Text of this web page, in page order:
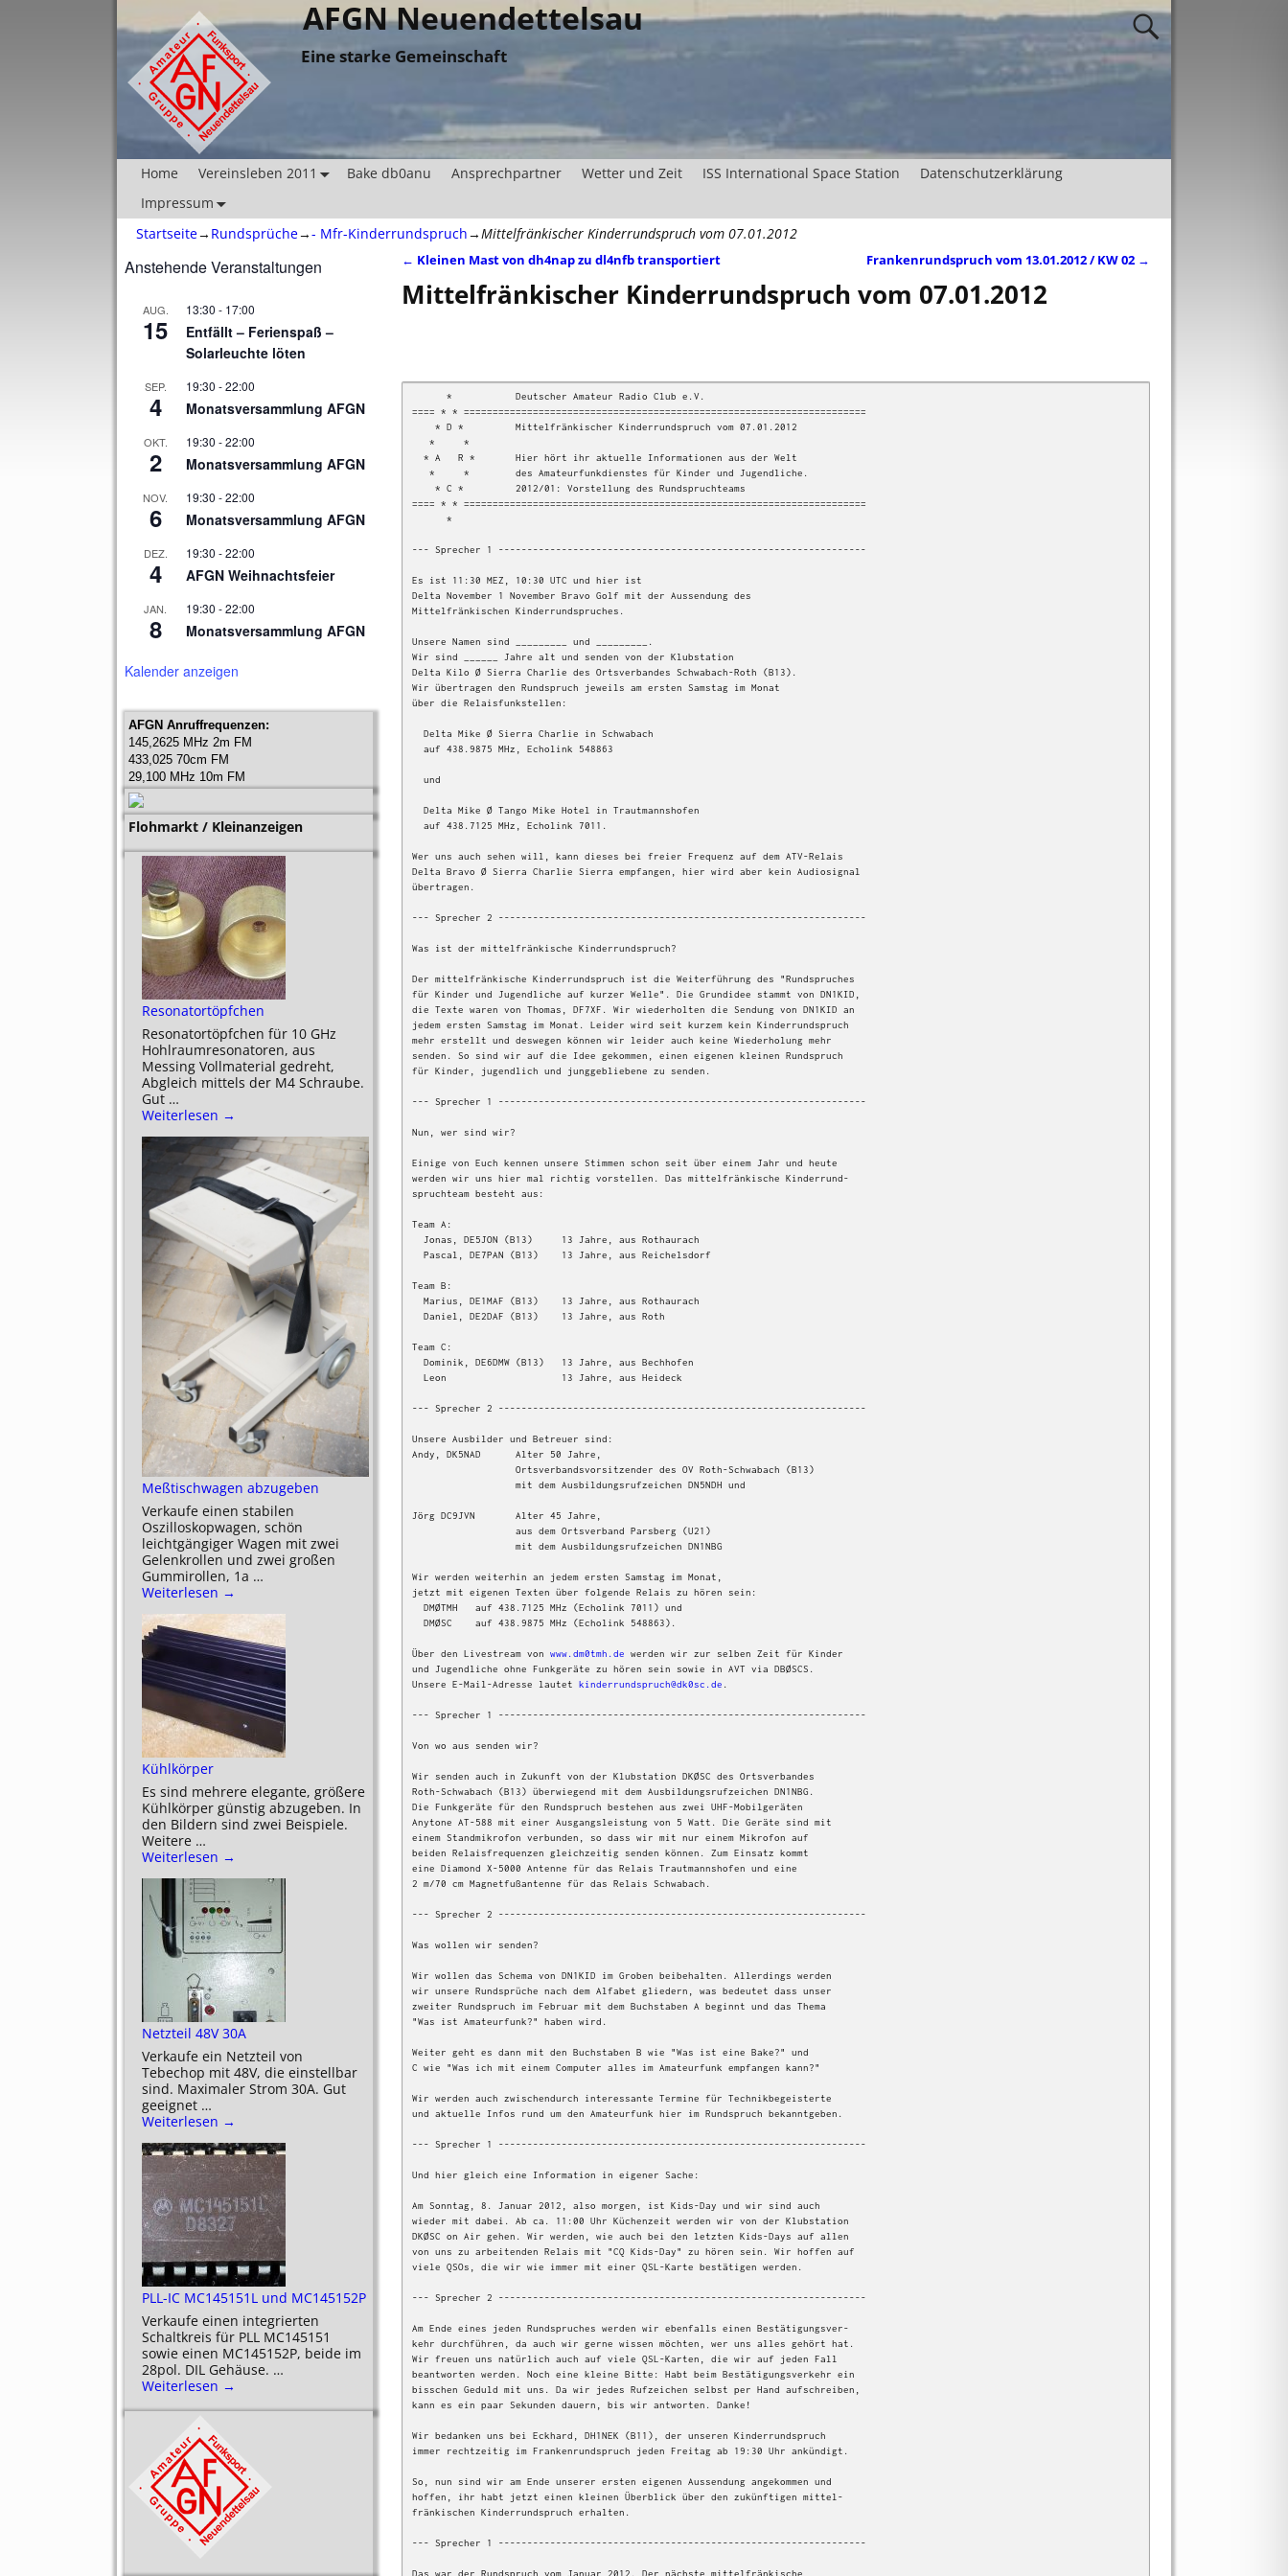
AFGN Neuendettelsau
Eine starke Gemeinschaft
Home Vereinsleben 2011 Bake db0anu Ansprechpartner Wetter und Zeit ISS International Space Station
Datenschutzerklärung
Impressum
Startseite→ Rundsprüche→- Mfr-Kinderrundspruch→Mittelfränkischer Kinderrundspruch vom 07.01.2012
← Kleinen Mast von dh4nap zu dl4nfb transportiert Frankenrundspruch vom 13.01.2012 / KW 02 →
Mittelfränkischer Kinderrundspruch vom 07.01.2012
==== * * ======================================================================
==== * * ======================================================================
--- Sprecher 1 ----------------------------------------------------------------
Es ist 11:30 MEZ, 10:30 UTC und hier ist
Delta November 1 November Bravo Golf mit der Aussendung des
Mittelfränkischen Kinderrundspruches.
Unsere Namen sind _________ und _________.
Wir sind ______ Jahre alt und senden von der Klubstation
Delta Kilo Ø Sierra Charlie des Ortsverbandes Schwabach-Roth (B13).
Wir übertragen den Rundspruch jeweils am ersten Samstag im Monat
über die Relaisfunkstellen:
Wer uns auch sehen will, kann dieses bei freier Frequenz auf dem ATV-Relais
Delta Bravo Ø Sierra Charlie Sierra empfangen, hier wird aber kein Audiosignal
übertragen.
--- Sprecher 2 ----------------------------------------------------------------
Was ist der mittelfränkische Kinderrundspruch?
Der mittelfränkische Kinderrundspruch ist die Weiterführung des "Rundspruches
für Kinder und Jugendliche auf kurzer Welle". Die Grundidee stammt von DN1KID,
die Texte waren von Thomas, DF7XF. Wir wiederholten die Sendung von DN1KID an
jedem ersten Samstag im Monat. Leider wird seit kurzem kein Kinderrundspruch
mehr erstellt und deswegen können wir leider auch keine Wiederholung mehr
senden. So sind wir auf die Idee gekommen, einen eigenen kleinen Rundspruch
für Kinder, jugendlich und junggebliebene zu senden.
--- Sprecher 1 ----------------------------------------------------------------
Nun, wer sind wir?
Einige von Euch kennen unsere Stimmen schon seit über einem Jahr und heute
werden wir uns hier mal richtig vorstellen. Das mittelfränkische Kinderrund-
spruchteam besteht aus:
Team A:
Team B:
Team C:
--- Sprecher 2 ----------------------------------------------------------------
Unsere Ausbilder und Betreuer sind:
Andy, DK5NAD      Alter 50 Jahre,
Jörg DC9JVN       Alter 45 Jahre,
Wir werden weiterhin an jedem ersten Samstag im Monat,
jetzt mit eigenen Texten über folgende Relais zu hören sein:
Über den Livestream von www.dm0tmh.de werden wir zur selben Zeit für Kinder
und Jugendliche ohne Funkgeräte zu hören sein sowie in AVT via DBØSCS.
Unsere E-Mail-Adresse lautet kinderrundspruch@dk0sc.de .
--- Sprecher 1 ----------------------------------------------------------------
Von wo aus senden wir?
Wir senden auch in Zukunft von der Klubstation DKØSC des Ortsverbandes
Roth-Schwabach (B13) überwiegend mit dem Ausbildungsrufzeichen DN1NBG.
Die Funkgeräte für den Rundspruch bestehen aus zwei UHF-Mobilgeräten
Anytone AT-588 mit einer Ausgangsleistung von 5 Watt. Die Geräte sind mit
einem Standmikrofon verbunden, so dass wir mit nur einem Mikrofon auf
beiden Relaisfrequenzen gleichzeitig senden können. Zum Einsatz kommt
eine Diamond X-5000 Antenne für das Relais Trautmannshofen und eine
2 m/70 cm Magnetfußantenne für das Relais Schwabach.
--- Sprecher 2 ----------------------------------------------------------------
Was wollen wir senden?
Wir wollen das Schema von DN1KID im Groben beibehalten. Allerdings werden
wir unsere Rundsprüche nach dem Alfabet gliedern, was bedeutet dass unser
zweiter Rundspruch im Februar mit dem Buchstaben A beginnt und das Thema
"Was ist Amateurfunk?" haben wird.
Weiter geht es dann mit den Buchstaben B wie "Was ist eine Bake?" und
C wie "Was ich mit einem Computer alles im Amateurfunk empfangen kann?"
Wir werden auch zwischendurch interessante Termine für Technikbegeisterte
und aktuelle Infos rund um den Amateurfunk hier im Rundspruch bekanntgeben.
--- Sprecher 1 ----------------------------------------------------------------
Und hier gleich eine Information in eigener Sache:
Am Sonntag, 8. Januar 2012, also morgen, ist Kids-Day und wir sind auch
wieder mit dabei. Ab ca. 11:00 Uhr Küchenzeit werden wir von der Klubstation
DKØSC on Air gehen. Wir werden, wie auch bei den letzten Kids-Days auf allen
von uns zu arbeitenden Relais mit "CQ Kids-Day" zu hören sein. Wir hoffen auf
viele QSOs, die wir wie immer mit einer QSL-Karte bestätigen werden.
--- Sprecher 2 ----------------------------------------------------------------
Am Ende eines jeden Rundspruches werden wir ebenfalls einen Bestätigungsver-
kehr durchführen, da auch wir gerne wissen möchten, wer uns alles gehört hat.
Wir freuen uns natürlich auch auf viele QSL-Karten, die wir auf jeden Fall
beantworten werden. Noch eine kleine Bitte: Habt beim Bestätigungsverkehr ein
bisschen Geduld mit uns. Da wir jedes Rufzeichen selbst per Hand aufschreiben,
kann es ein paar Sekunden dauern, bis wir antworten. Danke!
Wir bedanken uns bei Eckhard, DH1NEK (B11), der unseren Kinderrundspruch
immer rechtzeitig im Frankenrundspruch jeden Freitag ab 19:30 Uhr ankündigt.
So, nun sind wir am Ende unserer ersten eigenen Aussendung angekommen und
hoffen, ihr habt jetzt einen kleinen Überblick über den zukünftigen mittel-
fränkischen Kinderrundspruch erhalten.
--- Sprecher 1 ----------------------------------------------------------------
Das war der Rundspruch vom Januar 2012. Der nächste mittelfränkische
Anstehende Veranstaltungen
AUG.
15
13:30 - 17:00
Entfällt – Ferienspaß –
Solarleuchte löten
SEP.
4
19:30 -22:00
Monatsversammlung AFGN
OKT.
2
19:30 -22:00
Monatsversammlung AFGN
NOV.
6
19:30 -22:00
Monatsversammlung AFGN
DEZ.
4
19:30 -22:00
AFGN Weihnachtsfeier
JAN.
8
19:30 -22:00
Monatsversammlung AFGN
Kalender anzeigen
AFGN Anruffrequenzen:
145,2625 MHz 2m FM
433,025 70cm FM
29,100 MHz 10m FM
Flohmarkt / Kleinanzeigen
Resonatortöpfchen
Resonatortöpfchen für 10 GHz
Hohlraumresonatoren, aus
Messing Vollmaterial gedreht,
Abgleich mittels der M4 Schraube.
Gut …
Weiterlesen →
Meßtischwagen abzugeben
Verkaufe einen stabilen
Oszilloskopwagen, schön
leichtgängiger Wagen mit zwei
Gelenkrollen und zwei großen
Gummirollen, 1a …
Weiterlesen →
Kühlkörper
Es sind mehrere elegante, größere
Kühlkörper günstig abzugeben. In
den Bildern sind zwei Beispiele.
Weitere …
Weiterlesen →
Netzteil 48V 30A
Verkaufe ein Netzteil von
Tebechop mit 48V, die einstellbar
sind. Maximaler Strom 30A. Gut
geeignet …
Weiterlesen →
PLL-IC MC145151L und MC145152P
Verkaufe einen integrierten
Schaltkreis für PLL MC145151
sowie einen MC145152P, beide im
28pol. DIL Gehäuse. …
Weiterlesen →